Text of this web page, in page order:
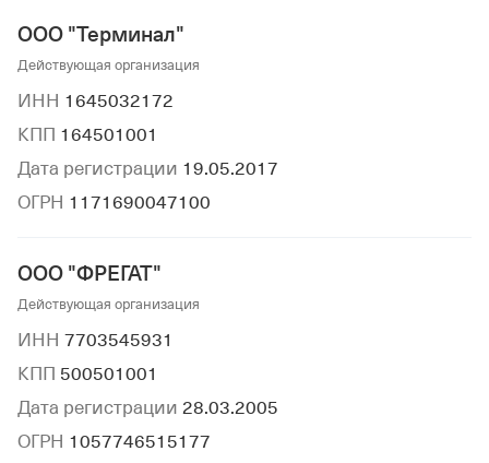
ООО "Терминал"
Действующая организация
ИНН 1645032172
КПП 164501001
Дата регистрации 19.05.2017
ОГРН 1171690047100
ООО "ФРЕГАТ"
Действующая организация
ИНН 7703545931
КПП 500501001
Дата регистрации 28.03.2005
ОГРН 1057746515177